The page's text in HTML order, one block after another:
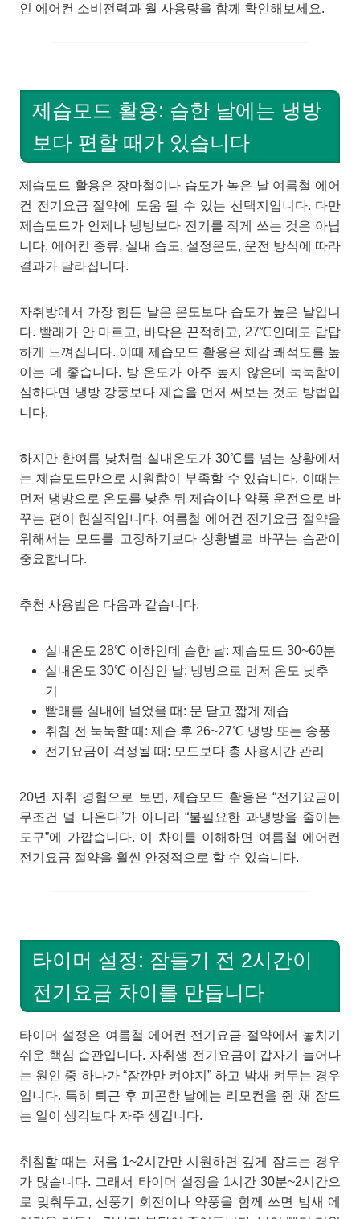
인 에어컨 소비전력과 월 사용량을 함께 확인해보세요.
제습모드 활용: 습한 날에는 냉방
보다 편할 때가 있습니다
제습모드 활용은 장마철이나 습도가 높은 날 여름철 에어
컨 전기요금 절약에 도움 될 수 있는 선택지입니다. 다만
제습모드가 언제나 냉방보다 전기를 적게 쓰는 것은 아닙
니다. 에어컨 종류, 실내 습도, 설정온도, 운전 방식에 따라
결과가 달라집니다.
자취방에서 가장 힘든 날은 온도보다 습도가 높은 날입니
다. 빨래가 안 마르고, 바닥은 끈적하고, 27℃인데도 답답
하게 느껴집니다. 이때 제습모드 활용은 체감 쾌적도를 높
이는 데 좋습니다. 방 온도가 아주 높지 않은데 눅눅함이
심하다면 냉방 강풍보다 제습을 먼저 써보는 것도 방법입
니다.
하지만 한여름 낮처럼 실내온도가 30℃를 넘는 상황에서
는 제습모드만으로 시원함이 부족할 수 있습니다. 이때는
먼저 냉방으로 온도를 낮춘 뒤 제습이나 약풍 운전으로 바
꾸는 편이 현실적입니다. 여름철 에어컨 전기요금 절약을
위해서는 모드를 고정하기보다 상황별로 바꾸는 습관이
중요합니다.
추천 사용법은 다음과 같습니다.
실내온도 28℃ 이하인데 습한 날: 제습모드 30~60분
실내온도 30℃ 이상인 날: 냉방으로 먼저 온도 낮추
기
빨래를 실내에 널었을 때: 문 닫고 짧게 제습
취침 전 눅눅할 때: 제습 후 26~27℃ 냉방 또는 송풍
전기요금이 걱정될 때: 모드보다 총 사용시간 관리
20년 자취 경험으로 보면, 제습모드 활용은 “전기요금이
무조건 덜 나온다”가 아니라 “불필요한 과냉방을 줄이는
도구”에 가깝습니다. 이 차이를 이해하면 여름철 에어컨
전기요금 절약을 훨씬 안정적으로 할 수 있습니다.
타이머 설정: 잠들기 전 2시간이
전기요금 차이를 만듭니다
타이머 설정은 여름철 에어컨 전기요금 절약에서 놓치기
쉬운 핵심 습관입니다. 자취생 전기요금이 갑자기 늘어나
는 원인 중 하나가 “잠깐만 켜야지” 하고 밤새 켜두는 경우
입니다. 특히 퇴근 후 피곤한 날에는 리모컨을 쥔 채 잠드
는 일이 생각보다 자주 생깁니다.
취침할 때는 처음 1~2시간만 시원하면 깊게 잠드는 경우
가 많습니다. 그래서 타이머 설정을 1시간 30분~2시간으
로 맞춰두고, 선풍기 회전이나 약풍을 함께 쓰면 밤새 에